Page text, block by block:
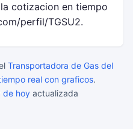
cotizacion en tiempo
perfil/TGSU2.
Transportadora de Gas del
real con graficos.
de hoy actualizada